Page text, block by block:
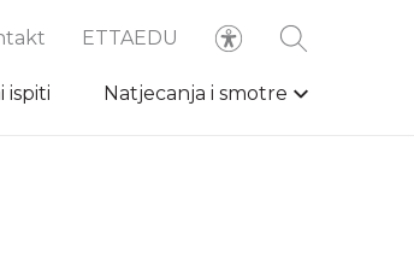
ETTAEDU
ispiti Natjecanja i smotre